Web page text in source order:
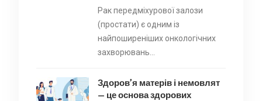
Рак передміхурової залози
(простати) є одним із
найпоширеніших онкологічних
захворювань…
Здоров’я матерів і немовлят
— це основа здорових